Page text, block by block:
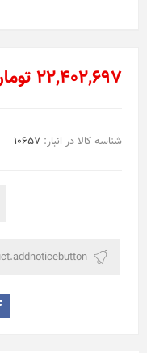
22,402,697 تومان
شناسه کالا در انبار: 10657